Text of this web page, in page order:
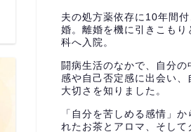
夫の処方薬依存に10年間
婚。離婚を機に引きこもり
科へ入院。
闘病生活のなかで、自分の
感や自己否定感に出会い、
大切さを知りました。
「自分を苦しめる感情」か
れたお茶とアロマ、そして